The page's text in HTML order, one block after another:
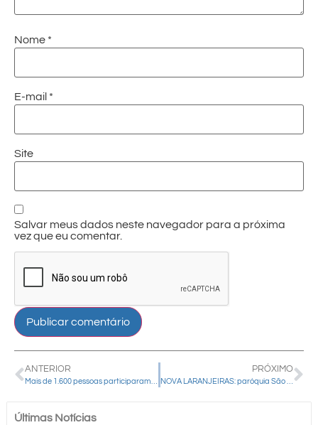
Nome *
E-mail *
Site
Salvar meus dados neste navegador para a próxima
vez que eu comentar.
ANTERIOR
Mais de 1.600 pessoas participaram do XVIII Kairós
PRÓXIMO
NOVA LARANJEIRAS: paróquia São João Batista completará 50 anos em novembro
Últimas Notícias